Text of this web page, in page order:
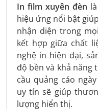
In film xuyên đèn
hiệu ứng nổi bật
nhận diện trong
kết hợp giữa chất
nghệ in hiện đại,
độ bền và khả năng
cầu quảng cáo
uy tín sẽ giúp
lượng hiển thị.